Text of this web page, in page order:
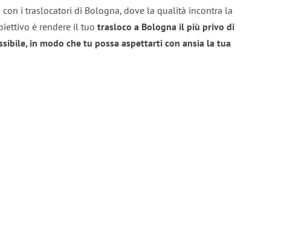
con i traslocatori di Bologna, dove la qualità incontra la
è rendere il tuo trasloco a Bologna il più privo di
in modo che tu possa aspettarti con ansia la tua